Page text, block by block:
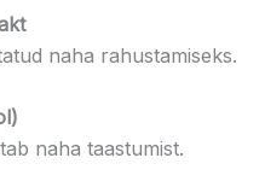
naha rahustamiseks.
naha taastumist.